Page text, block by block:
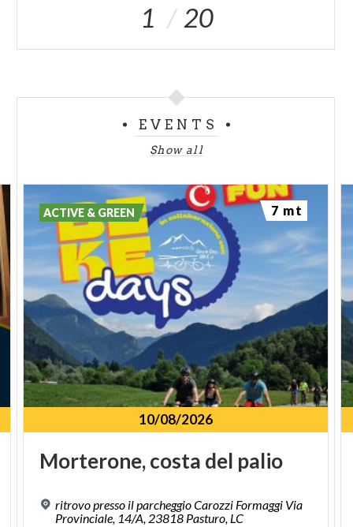
1 20
EVENTS
Show all
10/08/2026
Morterone,costa del palio
ritrovo presso il parcheggio Carozzi Formaggi Via
Provinciale, 14/A, 23818 Pasturo, LC
ACTIVE & GREEN 7 mt